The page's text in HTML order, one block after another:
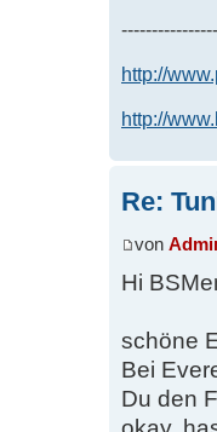
http://
http://
Re:
von
Hi
schöne
Bei
Du den